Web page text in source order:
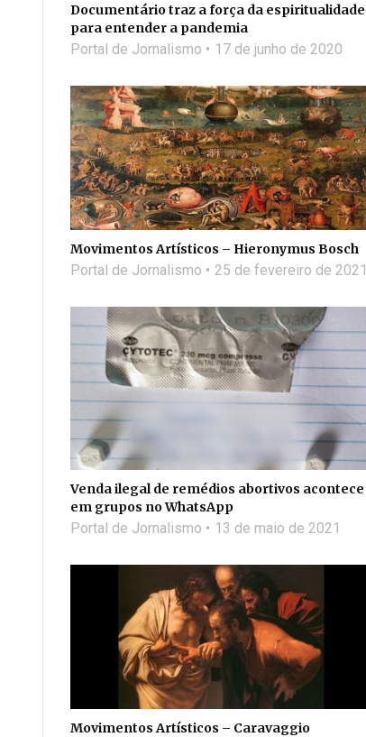
Documentário traz a força da espiritualidade
para entender a pandemia
Portal de Jornalismo 17 de junho de 2020
Movimentos Artísticos – Hieronymus Bosch
Portal de Jornalismo 25 de fevereiro de 2021
Venda ilegal de remédios abortivos acontece
em grupos no WhatsApp
Portal de Jornalismo 13 de maio de 2021
Movimentos Artísticos – Caravaggio